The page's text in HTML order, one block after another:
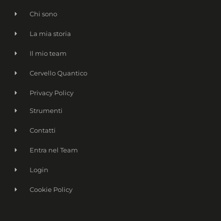
Chi sono
La mia storia
Il mio team
Cervello Quantico
Privacy Policy
Strumenti
Contatti
Entra nel Team
Login
Cookie Policy